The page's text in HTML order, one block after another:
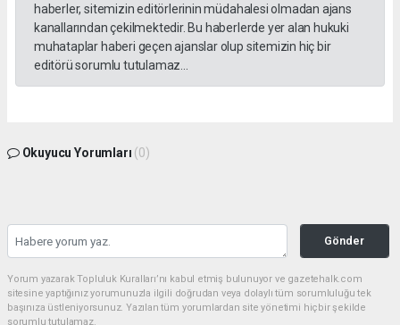
haberler, sitemizin editörlerinin müdahalesi olmadan ajans
kanallarından çekilmektedir. Bu haberlerde yer alan hukuki
muhataplar haberi geçen ajanslar olup sitemizin hiç bir
editörü sorumlu tutulamaz...
Okuyucu Yorumları (0)
Gönder
Yorum yazarak Topluluk Kuralları’nı kabul etmiş bulunuyor ve gazetehalk.com
sitesine yaptığınız yorumunuzla ilgili doğrudan veya dolaylı tüm sorumluluğu tek
başınıza üstleniyorsunuz. Yazılan tüm yorumlardan site yönetimi hiçbir şekilde
sorumlu tutulamaz.